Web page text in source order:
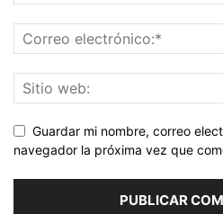
Guardar mi nombre, correo
navegador la próxima vez que